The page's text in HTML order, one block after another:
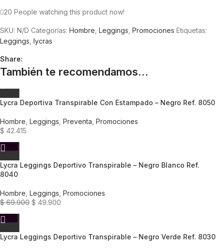
20 People watching this product now!
SKU: N/D Categorías: Hombre Leggings Promociones Etiquetas:
Leggings lycras
Share:
También te recomendamos…
Lycra Deportiva Transpirable Con Estampado – Negro Ref. 8050
Hombre Leggings Preventa Promociones
$ 42.415
-29%
Lycra Leggings Deportivo Transpirable – Negro Blanco Ref.
8040
Hombre Leggings Promociones
$69.900 $ 49.900
-25%
Lycra Leggings Deportivo Transpirable – Negro Verde Ref. 8030